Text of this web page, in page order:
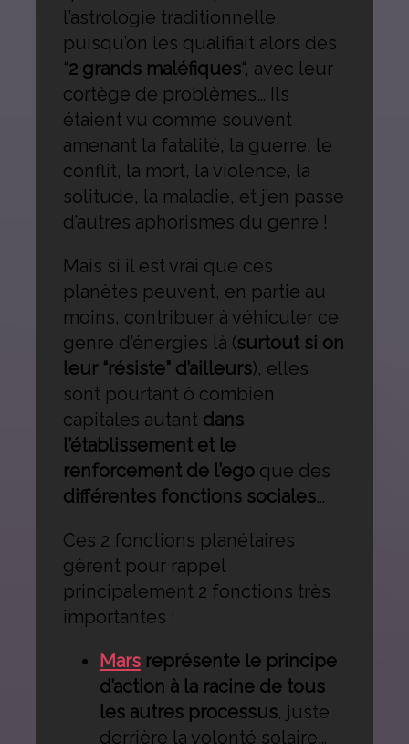
l’astrologie traditionnelle,
puisqu’on les qualifiait alors des
“2 grands maléfiques“, avec leur
cortège de problèmes… Ils
étaient vu comme souvent
amenant la fatalité, la guerre, le
conflit, la mort, la violence, la
solitude, la maladie, et j’en passe
d’autres aphorismes du genre !
Mais si il est vrai que ces
planètes peuvent, en partie au
moins, contribuer à véhiculer ce
genre d’énergies là (surtout si on
leur “résiste” d’ailleurs), elles
sont pourtant ô combien
capitales autant dans
l’établissement et le
renforcement de l’egoque des
différentes fonctions sociales…
Ces 2 fonctions planétaires
gèrent pour rappel
principalement 2 fonctions très
importantes :
Marsreprésente le principe
d’action à la racine de tous
les autres processus, juste
derrière la volonté solaire…